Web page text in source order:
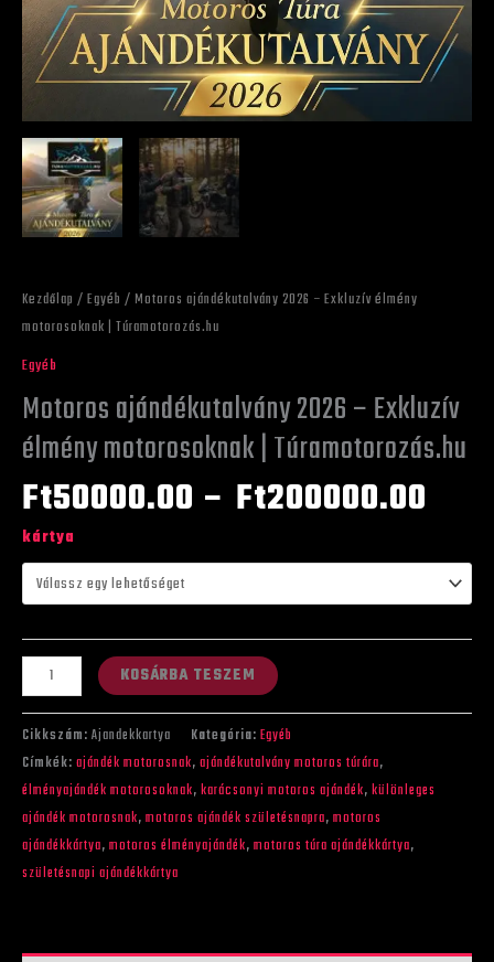
Kezdőlap / Egyéb / Motoros ajándékutalvány 2026 – Exkluzív élmény
motorosoknak | Túramotorozás.hu
Egyéb
Motoros ajándékutalvány 2026 – Exkluzív
élmény motorosoknak | Túramotorozás.hu
Ft50000.00 – Ft200000.00
kártya
KOSÁRBA TESZEM
Cikkszám: Ajandekkartya Kategória: Egyéb
Címkék: ajándék motorosnak, ajándékutalvány motoros túrára,
élményajándék motorosoknak, karácsonyi motoros ajándék, különleges
ajándék motorosnak, motoros ajándék születésnapra, motoros
ajándékkártya, motoros élményajándék, motoros túra ajándékkártya,
születésnapi ajándékkártya